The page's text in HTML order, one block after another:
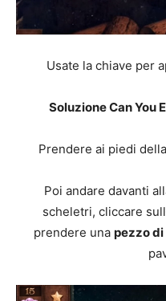
Usate la chiave per
Soluzione Can You
Prendere ai piedi
Poi andare davanti
scheletri, cliccare
prendere una pezzo di